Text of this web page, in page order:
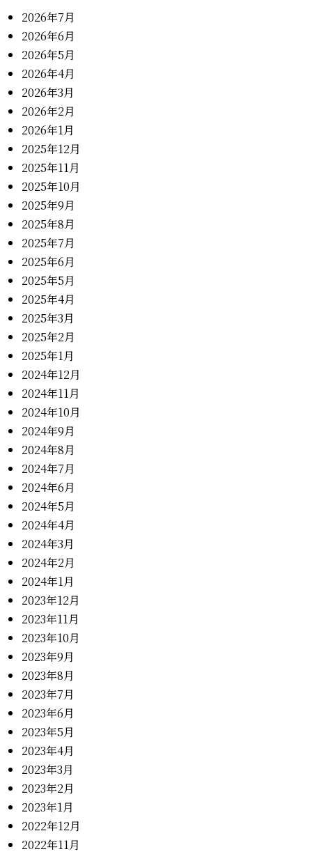
2026年7月
2026年6月
2026年5月
2026年4月
2026年3月
2026年2月
2026年1月
2025年12月
2025年11月
2025年10月
2025年9月
2025年8月
2025年7月
2025年6月
2025年5月
2025年4月
2025年3月
2025年2月
2025年1月
2024年12月
2024年11月
2024年10月
2024年9月
2024年8月
2024年7月
2024年6月
2024年5月
2024年4月
2024年3月
2024年2月
2024年1月
2023年12月
2023年11月
2023年10月
2023年9月
2023年8月
2023年7月
2023年6月
2023年5月
2023年4月
2023年3月
2023年2月
2023年1月
2022年12月
2022年11月